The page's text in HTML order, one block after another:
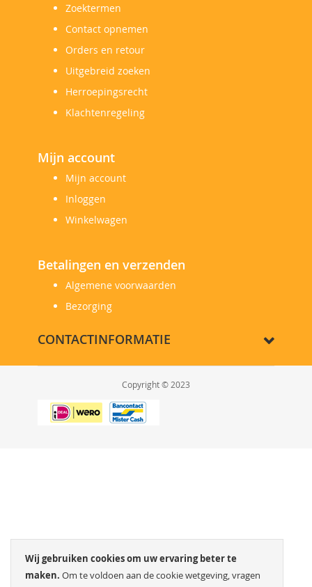
Wij gebruiken cookies om uw ervaring beter te
maken. Om te voldoen aan de cookie wetgeving, vragen
Zoektermen
Contact opnemen
Orders en retour
Uitgebreid zoeken
Herroepingsrecht
Klachtenregeling
Mijn account
Mijn account
Inloggen
Winkelwagen
Betalingen en verzenden
Algemene voorwaarden
Bezorging
CONTACTINFORMATIE
Copyright © 2023